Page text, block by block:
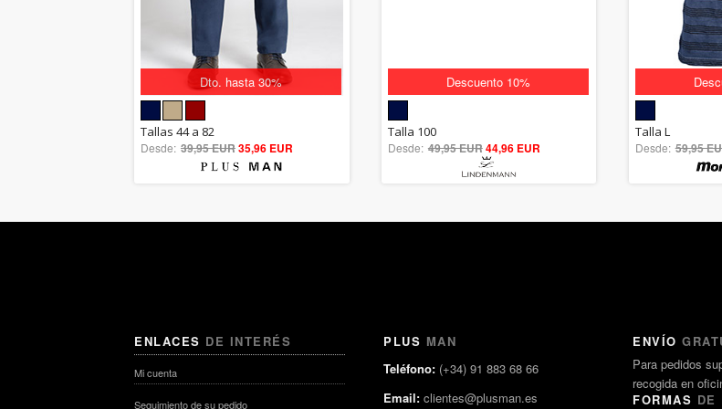
Dto. hasta 30%
5.00
out of 5
Tallas 44 a 82
Desde: 39,95 EUR35,96 EUR
Descuento 10%
out of 5
Talla 100
Desde: 49,95 EUR44,96 EUR
out
Talla L
Desde: 59,95
ENLACES DE INTERÉS
Mi cuenta
Seguimiento de su pedido
PLUS MAN
Teléfono: (+34) 91 883 68 66
Email: clientes@plusman.es
ENVÍO
Para pedidos
recogida en
FORMAS DE